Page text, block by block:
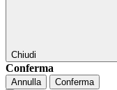
Chiudi
Conferma
Annulla Conferma